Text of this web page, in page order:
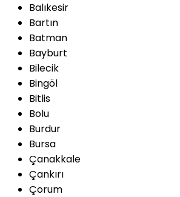
Balıkesir
Bartın
Batman
Bayburt
Bilecik
Bingöl
Bitlis
Bolu
Burdur
Bursa
Çanakkale
Çankırı
Çorum